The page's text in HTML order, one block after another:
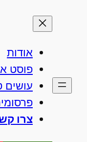
אודות
פוסט
עושים
צרו